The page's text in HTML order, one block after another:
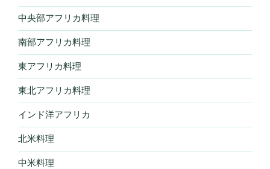
中央部アフリカ料理
南部アフリカ料理
東アフリカ料理
東北アフリカ料理
インド洋アフリカ
北米料理
中米料理